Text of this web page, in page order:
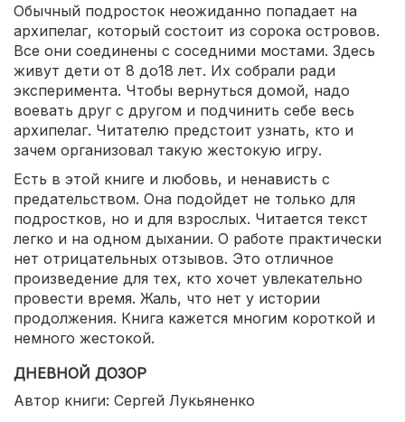
Обычный подросток неожиданно попадает на
архипелаг, который состоит из сорока островов.
Все они соединены с соседними мостами. Здесь
живут дети от 8 до18 лет. Их собрали ради
эксперимента. Чтобы вернуться домой, надо
воевать друг с другом и подчинить себе весь
архипелаг. Читателю предстоит узнать, кто и
зачем организовал такую жестокую игру.
Есть в этой книге и любовь, и ненависть с
предательством. Она подойдет не только для
подростков, но и для взрослых. Читается текст
легко и на одном дыхании. О работе практически
нет отрицательных отзывов. Это отличное
произведение для тех, кто хочет увлекательно
провести время. Жаль, что нет у истории
продолжения. Книга кажется многим короткой и
немного жестокой.
ДНЕВНОЙ ДОЗОР
Автор книги: Сергей Лукьяненко